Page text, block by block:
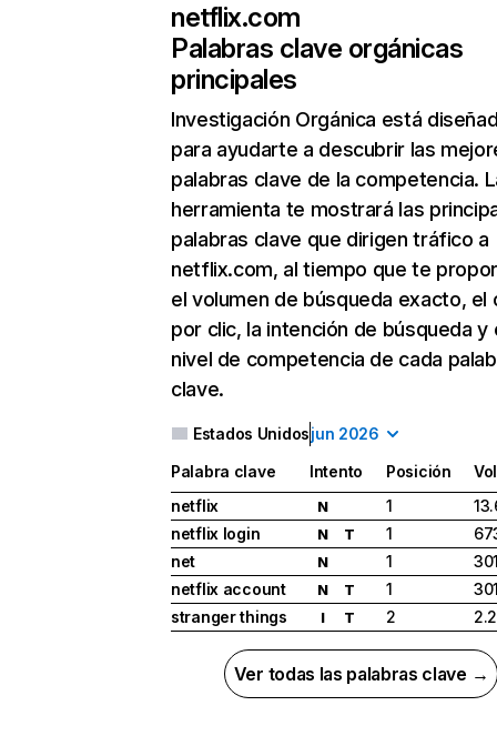
netflix.com
Palabras clave orgánicas
principales
Investigación Orgánica está
para ayudarte a descubrir las
palabras clave de la competencia.
herramienta te mostrará las
palabras clave que dirigen tráfico a
netflix.com, al tiempo que te
el volumen de búsqueda exacto, el
por clic, la intención de búsqueda y
nivel de competencia de cada
clave.
Estados Unidosjun 2026
Palabra clave Intento Posición
netflix
N 1
netflix login
N T 1
net
N 1
netflix account
N T 1
stranger things
I T 2
Ver todas las palabras clave →